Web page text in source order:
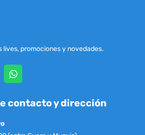
lives, promociones y novedades.
contacto y dirección